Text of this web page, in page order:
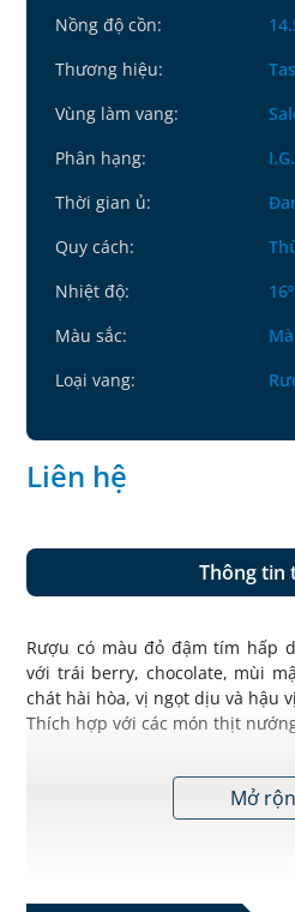
Nồng độ cồn:
Thương hiệu:
Vùng làm vang:
Phân hạng:
Thời gian ủ:
Quy cách:
Nhiệt độ:
Màu sắc:
Loại vang:
Liên hệ
Thông tin
Rượu có màu đỏ đậm tím hấp
với trái berry, chocolate, mùi
chát hài hòa, vị ngọt dịu và hậu
Thích hợp với các món thịt
Mở